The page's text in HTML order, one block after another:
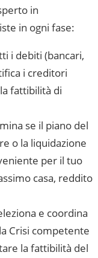
in
in ogni fase:
i debiti (bancari,
i creditori
fattibilità di
se il piano del
o la liquidazione
per il tuo
casa, reddito
e coordina
Crisi competente
la fattibilità del